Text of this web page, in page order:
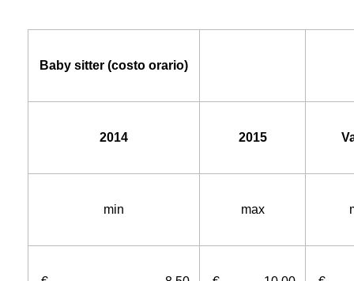
Baby sitter (costo orario)
2014 2015
min max